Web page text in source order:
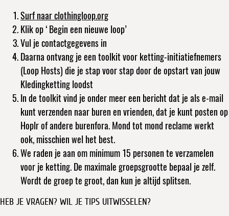
Surf naar clothingloop.org
Klik op ‘Begin een nieuwe loop’
Vul je contactgegevens in
Daarna ontvang je een toolkit voor ketting-initiatiefnemers
(Loop Hosts) die je stap voor stap door de opstart van jouw
Kledingketting loodst
In de toolkit vind je onder meer een bericht dat je als e-mail
kunt verzenden naar buren en vrienden, dat je kunt posten op
Hoplr of andere burenfora. Mond tot mond reclame werkt
ook, misschien wel het best.
We raden je aan om minimum 15 personen te verzamelen
voor je ketting. De maximale groepsgrootte bepaal je zelf.
Wordt de groep te groot, dan kun je altijd splitsen.
HEB JE VRAGEN? WIL JE TIPS UITWISSELEN?